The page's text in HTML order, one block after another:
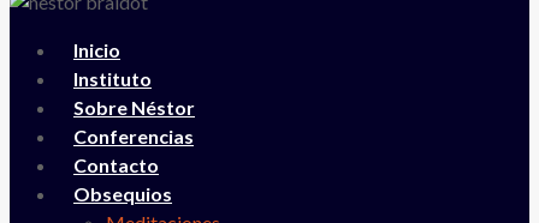
Inicio
Instituto
Sobre Néstor
Conferencias
Contacto
Obsequios